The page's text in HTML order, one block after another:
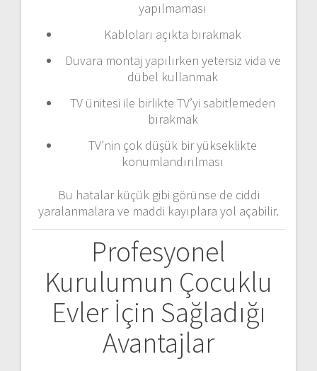
yapılmaması
Kabloları açıkta bırakmak
Duvara montaj yapılırken yetersiz vida ve
dübel kullanmak
TV ünitesi ile birlikte TV’yi sabitlemeden
bırakmak
TV’nin çok düşük bir yükseklikte
konumlandırılması
Bu hatalar küçük gibi görünse de ciddi
yaralanmalara ve maddi kayıplara yol açabilir.
Profesyonel
Kurulumun Çocuklu
Evler İçin Sağladığı
Avantajlar